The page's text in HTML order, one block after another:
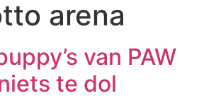
arena
van PAW
te dol